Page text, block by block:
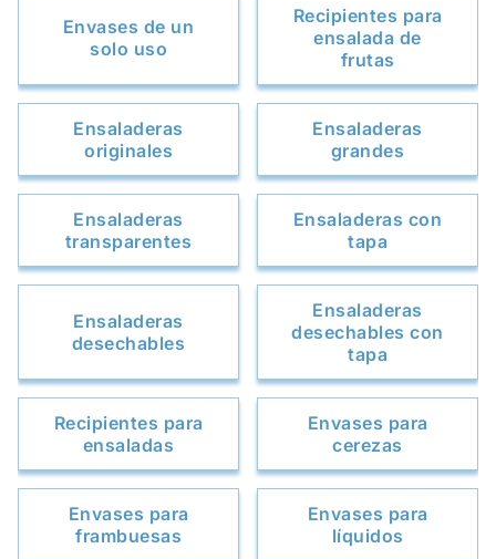
Envases de un
solo uso
Recipientes para
ensalada de
frutas
Ensaladeras
originales
Ensaladeras
grandes
Ensaladeras
transparentes
Ensaladeras con
tapa
Ensaladeras
desechables
Ensaladeras
desechables con
tapa
Recipientes para
ensaladas
Envases para
cerezas
Envases para
frambuesas
Envases para
líquidos